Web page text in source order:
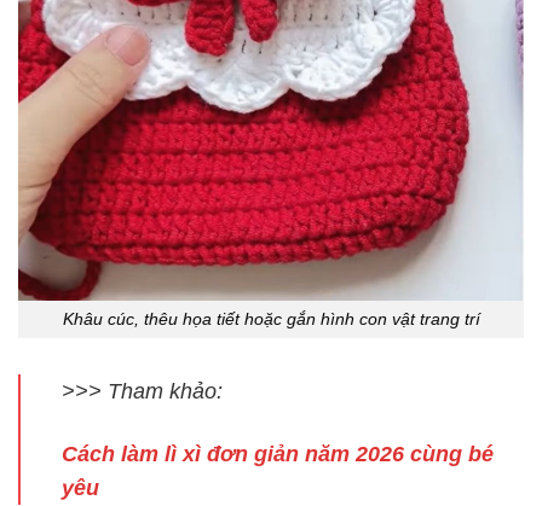
Khâu cúc, thêu họa tiết hoặc gắn hình con vật trang trí
>>> Tham khảo:
Cách làm lì xì đơn giản năm 2026 cùng bé
yêu